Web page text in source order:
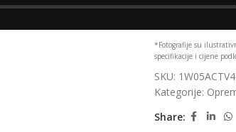
Add to wishlist
*Fotografije su
specifikacije i cijene
SKU:
Kategorije:
Share: